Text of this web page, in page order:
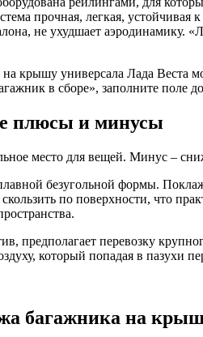
прочная, легкая,
не ухудшает аэродинамику.
крышу универсала Лада Веста
в сборе», заполните поле
плюсы и минусы
место для вещей. Минус –
безугольной формы.
по поверхности, что
предполагает перевозку
который попадая в пазухи
багажника на